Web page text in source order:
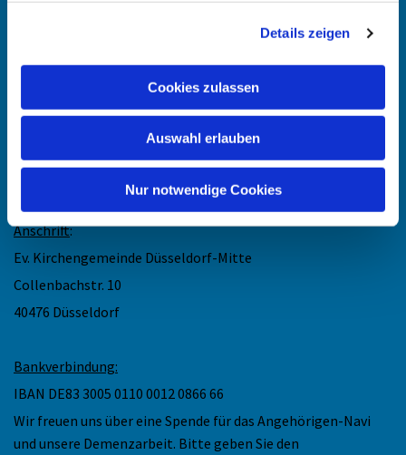
Details zeigen
Cookies zulassen
Auswahl erlauben
Nur notwendige Cookies
Kontakt:
Telefon: +49211-948 27 40
(telefonische Sprechzeit: Mo und Do 11.30 - 13 Uhr)
Mail: maike.keske@ekir.de
Anschrift:
Ev. Kirchengemeinde Düsseldorf-Mitte
Collenbachstr. 10
40476 Düsseldorf
Bankverbindung:
IBAN DE83 3005 0110 0012 0866 66
Wir freuen uns über eine Spende für das Angehörigen-Navi
und unsere Demenzarbeit. Bitte geben Sie den